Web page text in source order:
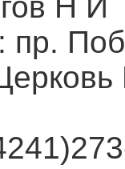
Н И
: пр.